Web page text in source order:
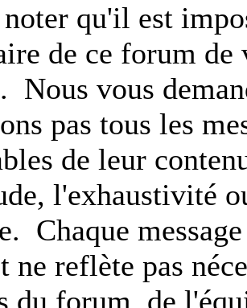
qu'il est
de ce forum
Nous vous
pas tous les
de leur
l'exhaustivité
Chaque
ne reflète pas
du forum, de